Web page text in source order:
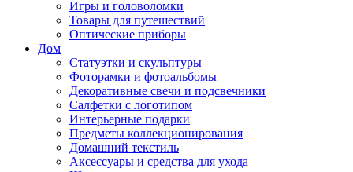
Игры и головоломки
Товары для путешествий
Оптические приборы
Дом
Статуэтки и скульптуры
Фоторамки и фотоальбомы
Декоративные свечи и подсвечники
Салфетки с логотипом
Интерьерные подарки
Предметы коллекционирования
Домашний текстиль
Аксессуары и средства для ухода